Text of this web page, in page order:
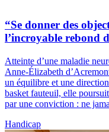
“Se donner des
l’incroyable rebond
Atteinte d’une maladie
Anne-Élizabeth
un équilibre et une
basket fauteuil, elle
par une conviction : ne
Handicap